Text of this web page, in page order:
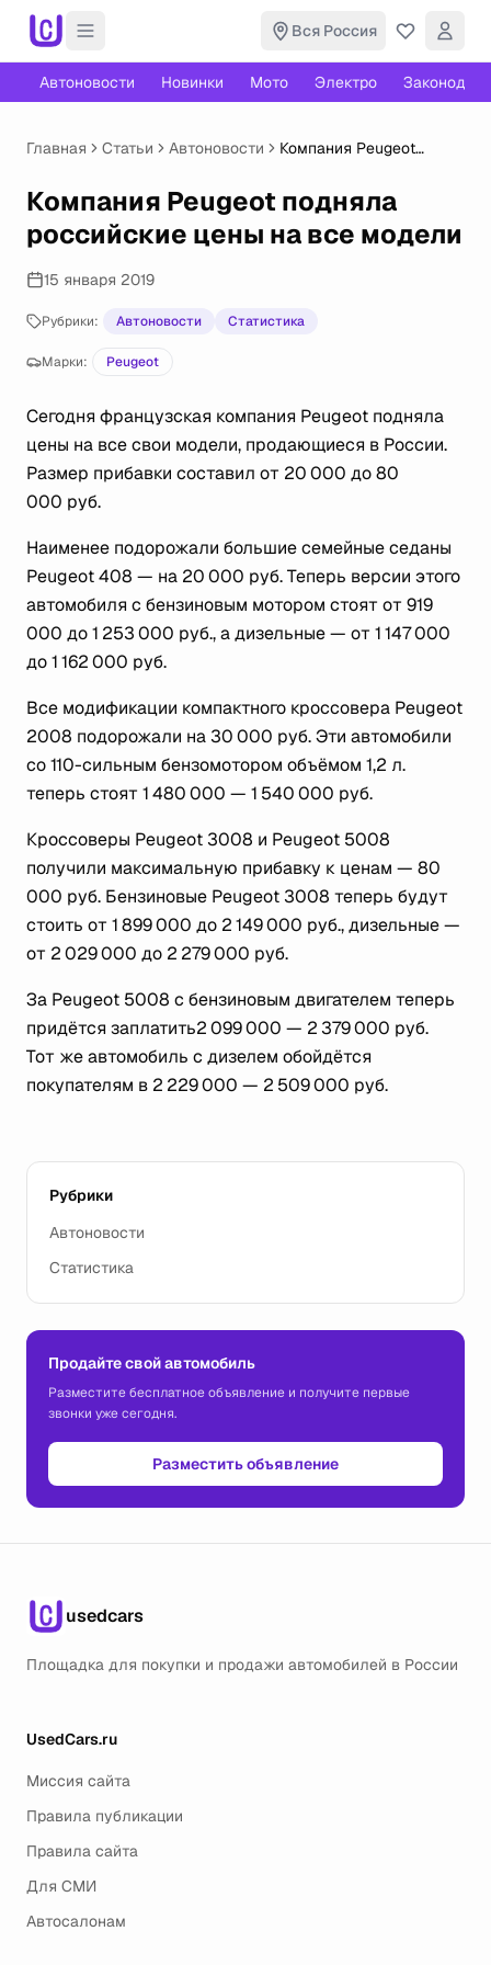
Вся Россия
Автоновости Новинки Мото Электро
Главная Статьи Автоновости
Компания Peugeot
цены на все модели
Компания Peugeot подняла
российские цены на все модели
15 января 2019
Рубрики: Автоновости Статистика
Марки: Peugeot
Сегодня французская компания Peugeot подняла
цены на все свои модели, продающиеся в России.
Размер прибавки составил от 20 000 до 80
000 руб.
Наименее подорожали большие семейные седаны
Peugeot 408 — на 20 000 руб. Теперь версии этого
автомобиля с бензиновым мотором стоят от 919
000 до 1 253 000 руб., а дизельные — от 1 147 000
до 1 162 000 руб.
Все модификации компактного кроссовера Peugeot
2008 подорожали на 30 000 руб. Эти автомобили
со 110-сильным бензомотором объёмом 1,2 л.
теперь стоят 1 480 000 — 1 540 000 руб.
Кроссоверы Peugeot 3008 и Peugeot 5008
получили максимальную прибавку к ценам — 80
000 руб. Бензиновые Peugeot 3008 теперь будут
стоить от 1 899 000 до 2 149 000 руб., дизельные —
от 2 029 000 до 2 279 000 руб.
За Peugeot 5008 с бензиновым двигателем теперь
придётся заплатить2 099 000 — 2 379 000 руб.
Тот же автомобиль с дизелем обойдётся
покупателям в 2 229 000 — 2 509 000 руб.
Рубрики
Автоновости
Статистика
Продайте свой автомобиль
Разместите бесплатное объявление и получите первые
звонки уже сегодня.
Разместить объявление
usedcars
Площадка для покупки и продажи автомобилей в России
UsedCars.ru
Миссия сайта
Правила публикации
Правила сайта
Для СМИ
Автосалонам